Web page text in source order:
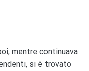
mentre continuava
si è trovato